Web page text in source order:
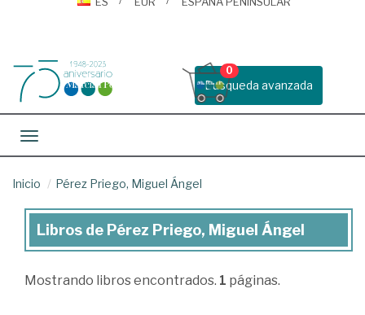
Busqueda avanzada
0
Toggle navigation
Inicio Pérez Priego, Miguel Ángel
Libros
Pérez
Libros de Pérez Priego, Miguel Ángel
Mostrando libros encontrados. 1 páginas.